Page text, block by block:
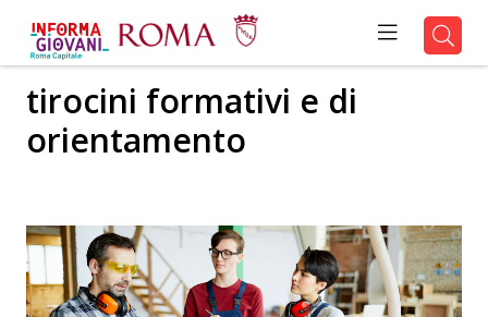
tirocini formativi e di
orientamento